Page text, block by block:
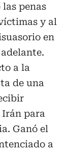
penas
y al
en
a la
de una
para
Ganó el
a